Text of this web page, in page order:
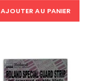
AJOUTER AU PANIER